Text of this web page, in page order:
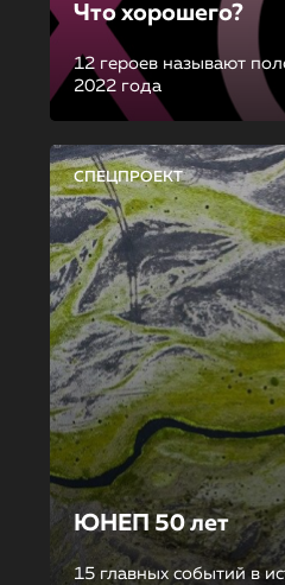
Что хорошего?
12 героев называют
2022 года
СПЕЦПРОЕКТ
ЮНЕП 50 лет
15 главных событий в